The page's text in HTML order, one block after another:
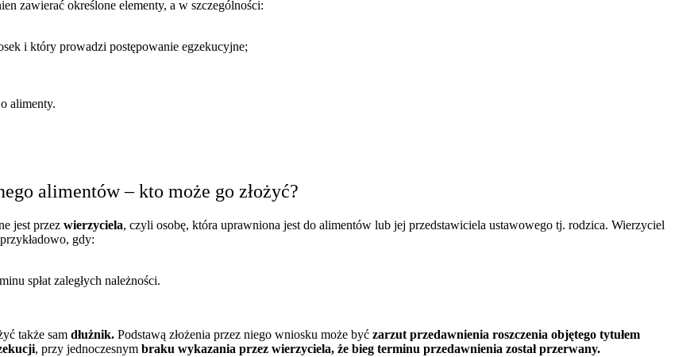
zawierać określone elementy, a w szczególności:
i który prowadzi postępowanie egzekucyjne;
alimenty.
alimentów – kto może go złożyć?
jest przez wierzyciela, czyli osobę, która uprawniona jest do alimentów lub jej przedstawiciela ustawowego tj. rodzica. Wierzyciel
gdy:
spłat zaległych należności.
także sam dłużnik. Podstawą złożenia przez niego wniosku może być zarzut przedawnienia roszczenia objętego tytułem
, przy jednoczesnym braku wykazania przez wierzyciela, że bieg terminu przedawnienia został przerwany.